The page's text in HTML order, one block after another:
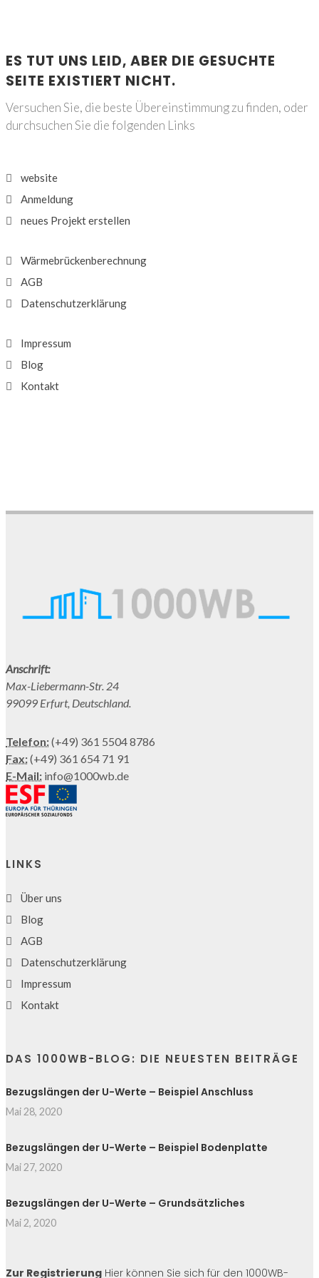
ES TUT UNS LEID, ABER DIE GESUCHTE
SEITE EXISTIERT NICHT.
Versuchen Sie, die beste Übereinstimmung zu finden, oder
durchsuchen Sie die folgenden Links
website
Anmeldung
neues Projekt erstellen
Wärmebrückenberechnung
AGB
Datenschutzerklärung
Impressum
Blog
Kontakt
Anschrift:
Max-Liebermann-Str. 24
99099 Erfurt, Deutschland.
Telefon:(+49) 361 5504 8786
Fax:(+49) 361 654 71 91
E-Mail: info@1000wb.de
LINKS
Über uns
Blog
AGB
Datenschutzerklärung
Impressum
Kontakt
DAS 1000WB-BLOG: DIE NEUESTEN BEITRÄGE
Bezugslängen der U-Werte – Beispiel Anschluss
Mai 28, 2020
Bezugslängen der U-Werte – Beispiel Bodenplatte
Mai 27, 2020
Bezugslängen der U-Werte – Grundsätzliches
Mai 2, 2020
Zur Registrierung Hier können Sie sich für den 1000WB-